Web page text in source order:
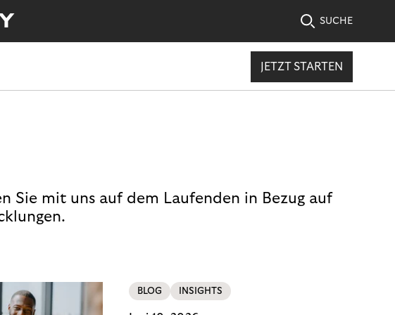
SUCHE
JETZT STARTEN
Sie mit uns auf dem Laufenden in Bezug auf
BLOG INSIGHTS